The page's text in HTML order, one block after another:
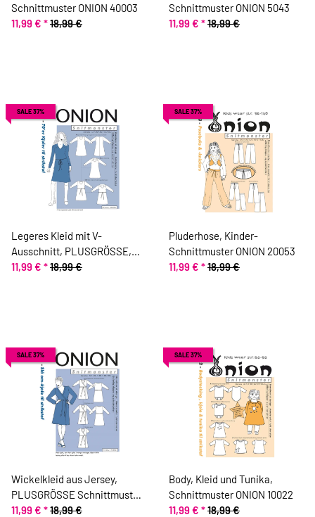
Schnittmuster ONION 40003
11,99 € *18,99 €
Schnittmuster ONION 5043
11,99 € *18,99 €
SALE 37%
Legeres Kleid mit V-
Ausschnitt, PLUSGRÖSSE,
Schnittmuster ONION 9004
11,99 € *18,99 €
SALE 37%
Pluderhose, Kinder-
Schnittmuster ONION 20053
11,99 € *18,99 €
SALE 37%
Wickelkleid aus Jersey,
PLUSGRÖSSE Schnittmuster
ONION 9021
11,99 € *18,99 €
SALE 37%
Body, Kleid und Tunika,
Schnittmuster ONION 10022
11,99 € *18,99 €